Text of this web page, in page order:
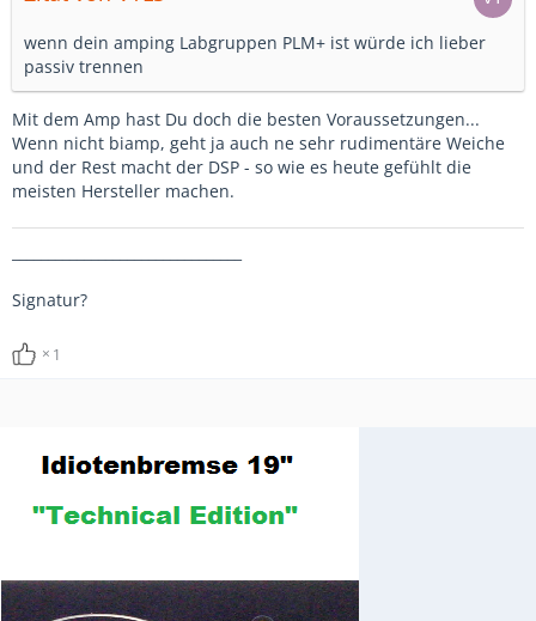
wenn dein amping Labgruppen PLM+ ist würde ich lieber
passiv trennen
Mit dem Amp hast Du doch die besten Voraussetzungen...
Wenn nicht biamp, geht ja auch ne sehr rudimentäre Weiche
und der Rest macht der DSP - so wie es heute gefühlt die
meisten Hersteller machen.
Signatur?
1